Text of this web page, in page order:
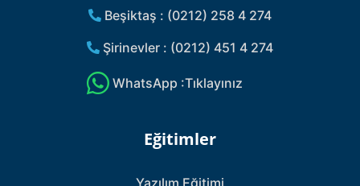
Beşiktaş : (0212) 258 4 274
Şirinevler : (0212) 451 4 274
WhatsApp :Tıklayınız
Eğitimler
Yazılım Eğitimi